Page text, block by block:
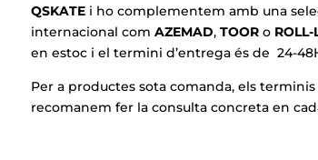
QSKATEi ho complementem amb una
internacional com AZEMAD, TOORo ROLL-
en estoc i el termini d’entrega és de 24-
Per a productes sota comanda, els
recomanem fer la consulta concreta en